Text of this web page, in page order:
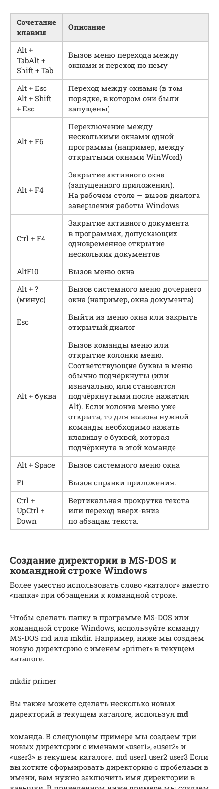
Сочетание
клавиш
Описание
Alt +
TabAlt +
Shift + Tab
Вызов меню перехода между
окнами и переход по нему
Alt + Esc
Alt + Shift
+ Esc
Переход между окнами (в том
порядке, в котором они были
запущены)
Alt + F6
Переключение между
несколькими окнами одной
программы (например, между
открытыми окнами WinWord)
Alt + F4
Закрытие активного окна
(запущенного приложения).
На рабочем столе — вызов диалога
завершения работы Windows
Ctrl + F4
Закрытие активного документа
в программах, допускающих
одновременное открытие
нескольких документов
AltF10
Вызов меню окна
Alt + ?
(минус)
Вызов системного меню дочернего
окна (например, окна документа)
Esc
Выйти из меню окна или закрыть
открытый диалог
Alt + буква
Вызов команды меню или
открытие колонки меню.
Соответствующие буквы в меню
обычно подчёркнуты (или
изначально, или становятся
подчёркнутыми после нажатия
Alt). Если колонка меню уже
открыта, то для вызова нужной
команды необходимо нажать
клавишу с буквой, которая
подчёркнута в этой команде
Alt + Space
Вызов системного меню окна
F1
Вызов справки приложения.
Ctrl +
UpCtrl +
Down
Вертикальная прокрутка текста
или переход вверх-вниз
по абзацам текста.
Создание директории в MS-DOS и
командной строке Windows
Более уместно использовать слово «каталог» вместо
«папка» при обращении к командной строке.
Чтобы сделать папку в программе MS-DOS или
командной строке Windows, используйте команду
MS-DOS md или mkdir. Например, ниже мы создаем
новую директорию с именем «primer» в текущем
каталоге.
mkdir primer
Вы также можете сделать несколько новых
директорий в текущем каталоге, используя md
команда. В следующем примере мы создаем три
новых директории с именами «user1», «user2» и
«user3» в текущем каталоге. md user1 user2 user3 Если
вы хотите сформировать директорию с пробелами в
имени, вам нужно заключить имя директории в